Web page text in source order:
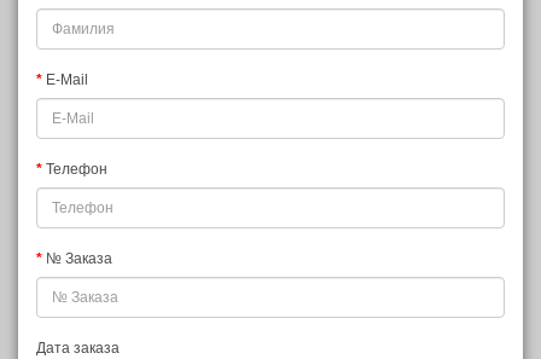
E-Mail
Телефон
№ Заказа
Дата заказа